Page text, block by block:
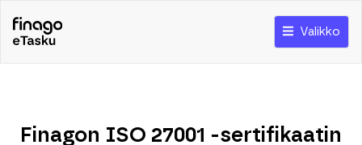
Valikko
Finagon ISO 27001 -sertifikaatin